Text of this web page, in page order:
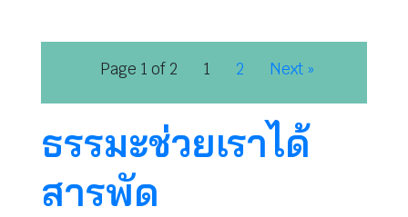
Page 1 of 2 1 2 Next »
ธรรมะช่วยเราได้
สารพัด